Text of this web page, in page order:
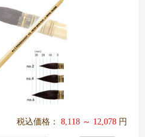
税込価格： 8,118 ～ 12,078 円